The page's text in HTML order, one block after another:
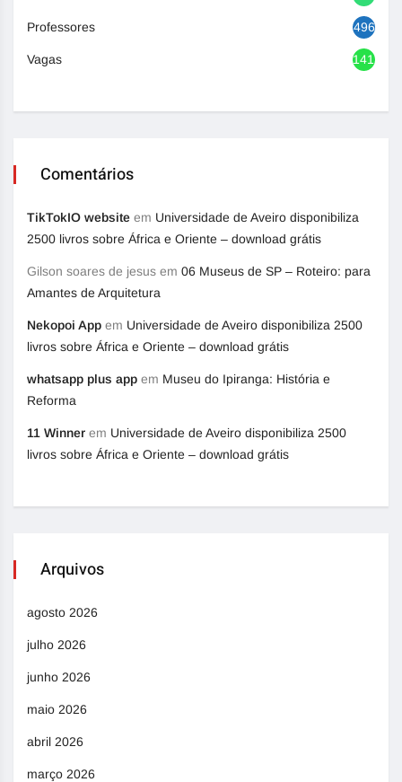
Professores 496
Vagas 1417
Comentários
TikTokIO website em Universidade de Aveiro disponibiliza
2500 livros sobre África e Oriente – download grátis
Gilson soares de jesus em 06 Museus de SP – Roteiro: para
Amantes de Arquitetura
Nekopoi App em Universidade de Aveiro disponibiliza 2500
livros sobre África e Oriente – download grátis
whatsapp plus app em Museu do Ipiranga: História e
Reforma
11 Winner em Universidade de Aveiro disponibiliza 2500
livros sobre África e Oriente – download grátis
Arquivos
agosto 2026
julho 2026
junho 2026
maio 2026
abril 2026
março 2026